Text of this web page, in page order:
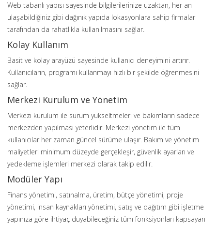
Web tabanlı yapısı sayesinde bilgilerilerinize uzaktan, her an
ulaşabildiğiniz gibi dağınık yapıda lokasyonlara sahip firmalar
tarafından da rahatlıkla kullanılmasını sağlar.
Kolay Kullanım
Basit ve kolay arayüzü sayesinde kullanıcı deneyimini artırır.
Kullanıcıların, programı kullanmayı hızlı bir şekilde öğrenmesini
sağlar.
Merkezi Kurulum ve Yönetim
Merkezi kurulum ile sürüm yükseltmeleri ve bakımların sadece
merkezden yapılması yeterlidir. Merkezi yönetim ile tüm
kullanıcılar her zaman güncel sürüme ulaşır. Bakım ve yönetim
maliyetleri minimum düzeyde gerçekleşir, güvenlik ayarları ve
yedekleme işlemleri merkezi olarak takip edilir.
Modüler Yapı
Finans yönetimi, satınalma, üretim, bütçe yönetimi, proje
yönetimi, insan kaynakları yönetimi, satış ve dağıtım gibi işletme
yapınıza göre ihtiyaç duyabileceğiniz tüm fonksiyonları kapsayan